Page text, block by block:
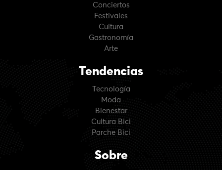
Conciertos
Festivales
Cultura
Gastronomía
Arte
Tendencias
Tecnología
Moda
Bienestar
Cultura Bici
Parche Bici
Sobre